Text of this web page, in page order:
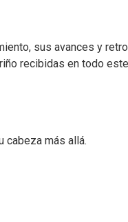
sus avances y
recibidas en todo
cabeza más allá.